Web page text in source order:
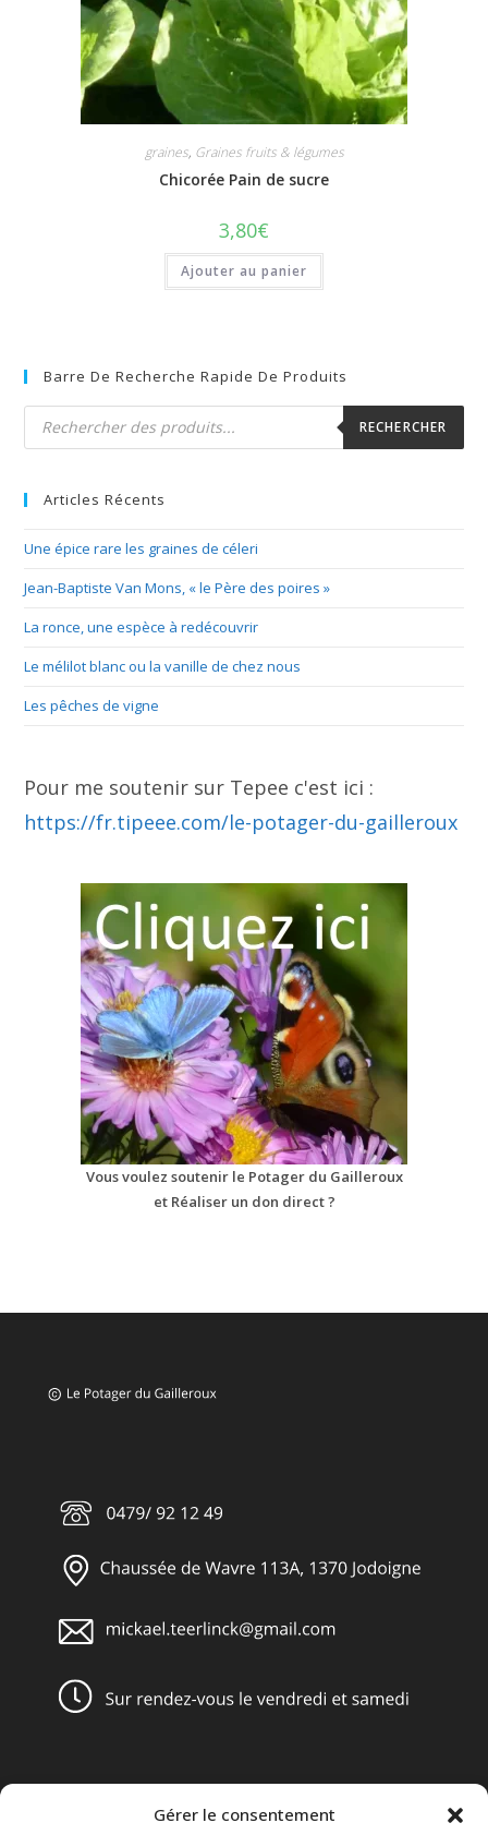
Gérer le consentement
graines, Graines fruits & légumes
Chicorée Pain de sucre
3,80€
Ajouter au panier
Barre De Recherche Rapide De Produits
Recherche
produits
RECHERCHER
Articles Récents
Une épice rare les graines de céleri
Jean-Baptiste Van Mons, « le Père des poires »
La ronce, une espèce à redécouvrir
Le mélilot blanc ou la vanille de chez nous
Les pêches de vigne
Pour me soutenir sur Tepee c'est ici :
https://fr.tipeee.com/le-potager-du-gailleroux
Vous voulez soutenir le Potager du Gailleroux
et Réaliser un don direct ?
Obligations légales